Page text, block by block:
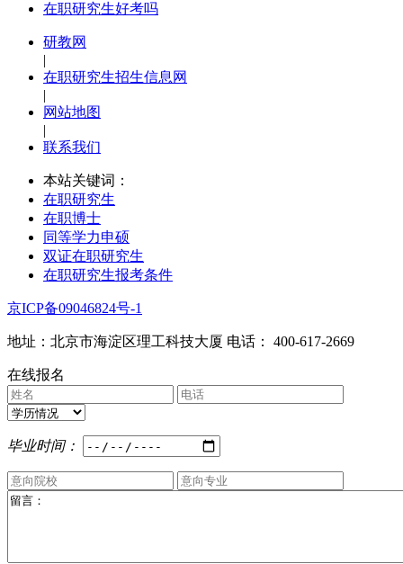
在职研究生好考吗
研教网
|
在职研究生招生信息网
|
网站地图
|
联系我们
本站关键词：
在职研究生
在职博士
同等学力申硕
双证在职研究生
在职研究生报考条件
京ICP备09046824号-1
地址：北京市海淀区理工科技大厦 电话： 400-617-2669
在线报名
毕业时间：